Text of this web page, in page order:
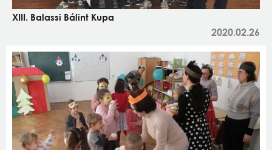
XIII. Balassi Bálint Kupa
2020.02.26